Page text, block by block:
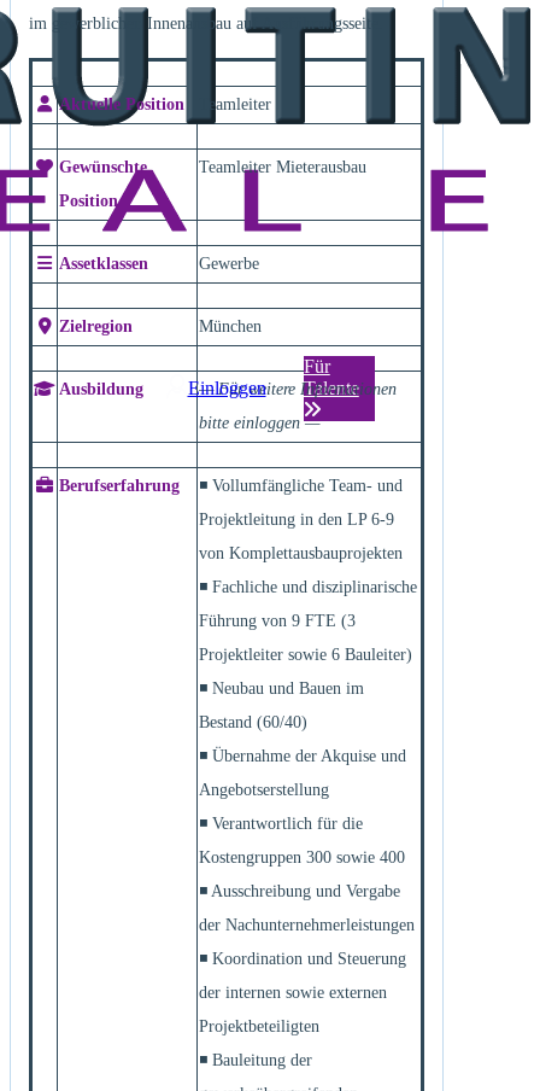
Einloggen
Für
Talente
im gewerblichen Innenausbau auf Ausführungsseite.
Aktuelle Position Teamleiter
Gewünschte
Position
Teamleiter Mieterausbau
Assetklassen Gewerbe
Zielregion München
Ausbildung
— Für weitere Informationen
bitte einloggen —
Berufserfahrung
◾ Vollumfängliche Team- und
Projektleitung in den LP 6-9
von Komplettausbauprojekten
◾ Fachliche und disziplinarische
Führung von 9 FTE (3
Projektleiter sowie 6 Bauleiter)
◾ Neubau und Bauen im
Bestand (60/40)
◾ Übernahme der Akquise und
Angebotserstellung
◾ Verantwortlich für die
Kostengruppen 300 sowie 400
◾ Ausschreibung und Vergabe
der Nachunternehmerleistungen
◾ Koordination und Steuerung
der internen sowie externen
Projektbeteiligten
◾ Bauleitung der